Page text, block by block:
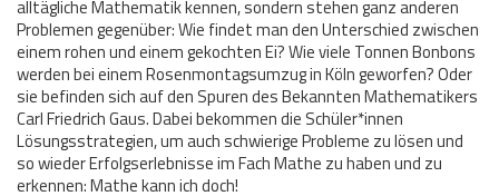
alltägliche Mathematik kennen, sondern stehen ganz anderen
Problemen gegenüber: Wie findet man den Unterschied zwischen
einem rohen und einem gekochten Ei? Wie viele Tonnen Bonbons
werden bei einem Rosenmontagsumzug in Köln geworfen? Oder
sie befinden sich auf den Spuren des Bekannten Mathematikers
Carl Friedrich Gaus. Dabei bekommen die Schüler*innen
Lösungsstrategien, um auch schwierige Probleme zu lösen und
so wieder Erfolgserlebnisse im Fach Mathe zu haben und zu
erkennen: Mathe kann ich doch!